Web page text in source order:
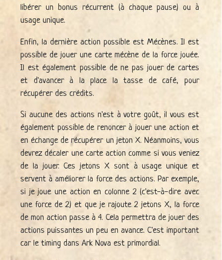
libérer un bonus récurrent (à chaque pause) ou à
usage unique.
Enfin, la dernière action possible est Mécènes. Il est
possible de jouer une carte mécène de la force jouée.
Il est également possible de ne pas jouer de cartes
et d'avancer à la place la tasse de café, pour
récupérer des crédits.
Si aucune des actions n'est à votre goût, il vous est
également possible de renoncer à jouer une action et
en échange de récupérer un jeton X. Néanmoins, vous
devrez décaler une carte action comme si vous veniez
de la jouer. Ces jetons X sont à usage unique et
servent à améliorer la force des actions. Par exemple,
si je joue une action en colonne 2 (c'est-à-dire avec
une force de 2) et que je rajoute 2 jetons X, la force
de mon action passe à 4. Cela permettra de jouer des
actions puissantes un peu en avance. C'est important
car le timing dans Ark Nova est primordial.